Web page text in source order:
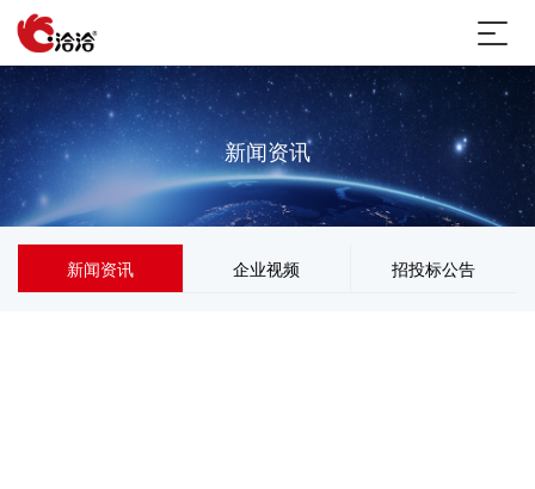
新闻资讯
新闻资讯 企业视频 招投标公告